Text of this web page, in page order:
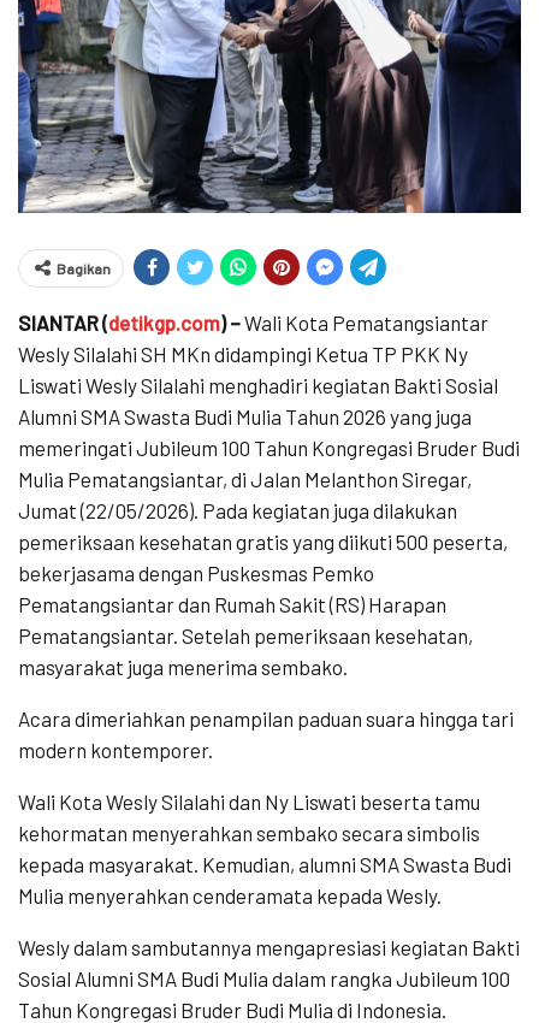
Bagikan
SIANTAR (detikgp.com) –Wali Kota Pematangsiantar
Wesly Silalahi SH MKn didampingi Ketua TP PKK Ny
Liswati Wesly Silalahi menghadiri kegiatan Bakti Sosial
Alumni SMA Swasta Budi Mulia Tahun 2026 yang juga
memeringati Jubileum 100 Tahun Kongregasi Bruder Budi
Mulia Pematangsiantar, di Jalan Melanthon Siregar,
Jumat (22/05/2026). Pada kegiatan juga dilakukan
pemeriksaan kesehatan gratis yang diikuti 500 peserta,
bekerjasama dengan Puskesmas Pemko
Pematangsiantar dan Rumah Sakit (RS) Harapan
Pematangsiantar. Setelah pemeriksaan kesehatan,
masyarakat juga menerima sembako.
Acara dimeriahkan penampilan paduan suara hingga tari
modern kontemporer.
Wali Kota Wesly Silalahi dan Ny Liswati beserta tamu
kehormatan menyerahkan sembako secara simbolis
kepada masyarakat. Kemudian, alumni SMA Swasta Budi
Mulia menyerahkan cenderamata kepada Wesly.
Wesly dalam sambutannya mengapresiasi kegiatan Bakti
Sosial Alumni SMA Budi Mulia dalam rangka Jubileum 100
Tahun Kongregasi Bruder Budi Mulia di Indonesia.